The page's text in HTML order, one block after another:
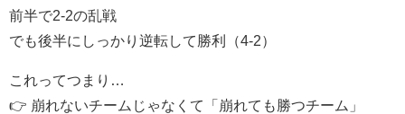
前半で2-2の乱戦
でも後半にしっかり逆転して勝利（4-2）
これってつまり…
👉 崩れないチームじゃなくて「崩れても勝つチーム」